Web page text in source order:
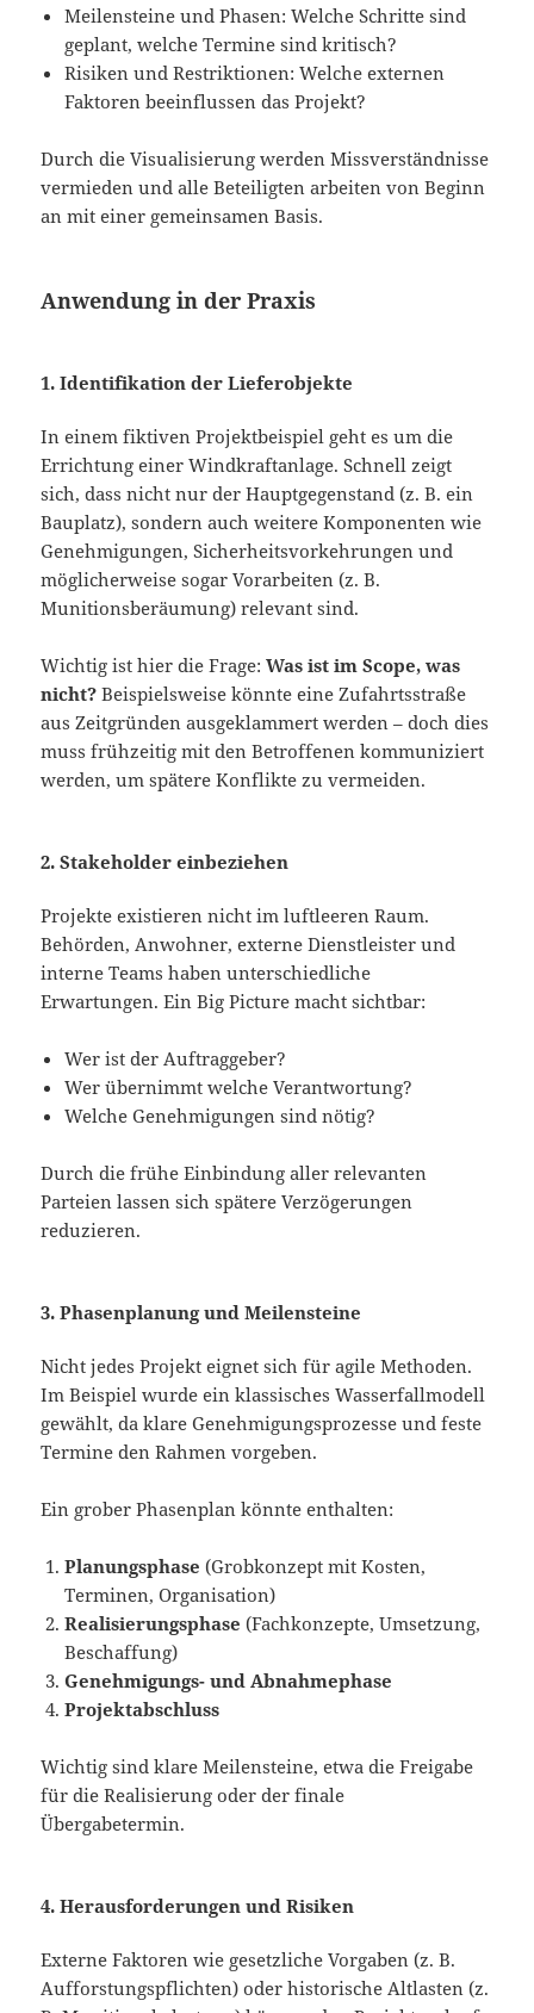
Meilensteine und Phasen: Welche Schritte sind
geplant, welche Termine sind kritisch?
Risiken und Restriktionen: Welche externen
Faktoren beeinflussen das Projekt?
Durch die Visualisierung werden Missverständnisse
vermieden und alle Beteiligten arbeiten von Beginn
an mit einer gemeinsamen Basis.
Anwendung in der Praxis
1. Identifikation der Lieferobjekte
In einem fiktiven Projektbeispiel geht es um die
Errichtung einer Windkraftanlage. Schnell zeigt
sich, dass nicht nur der Hauptgegenstand (z. B. ein
Bauplatz), sondern auch weitere Komponenten wie
Genehmigungen, Sicherheitsvorkehrungen und
möglicherweise sogar Vorarbeiten (z. B.
Munitionsberäumung) relevant sind.
Wichtig ist hier die Frage:Was ist im Scope, was
nicht? Beispielsweise könnte eine Zufahrtsstraße
aus Zeitgründen ausgeklammert werden – doch dies
muss frühzeitig mit den Betroffenen kommuniziert
werden, um spätere Konflikte zu vermeiden.
2. Stakeholder einbeziehen
Projekte existieren nicht im luftleeren Raum.
Behörden, Anwohner, externe Dienstleister und
interne Teams haben unterschiedliche
Erwartungen. Ein Big Picture macht sichtbar:
Wer ist der Auftraggeber?
Wer übernimmt welche Verantwortung?
Welche Genehmigungen sind nötig?
Durch die frühe Einbindung aller relevanten
Parteien lassen sich spätere Verzögerungen
reduzieren.
3. Phasenplanung und Meilensteine
Nicht jedes Projekt eignet sich für agile Methoden.
Im Beispiel wurde ein klassisches Wasserfallmodell
gewählt, da klare Genehmigungsprozesse und feste
Termine den Rahmen vorgeben.
Ein grober Phasenplan könnte enthalten:
Planungsphase (Grobkonzept mit Kosten,
Terminen, Organisation)
Realisierungsphase (Fachkonzepte, Umsetzung,
Beschaffung)
Genehmigungs- und Abnahmephase
Projektabschluss
Wichtig sind klare Meilensteine, etwa die Freigabe
für die Realisierung oder der finale
Übergabetermin.
4. Herausforderungen und Risiken
Externe Faktoren wie gesetzliche Vorgaben (z. B.
Aufforstungspflichten) oder historische Altlasten (z.